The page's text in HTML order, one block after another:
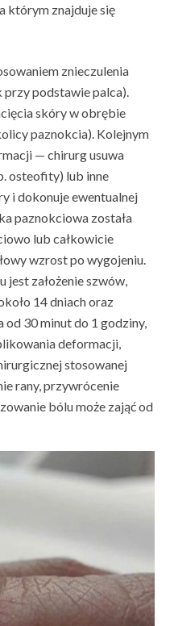
którym znajduje się
znieczulenia
podstawie palca).
skóry w obrębie
paznokcia). Kolejnym
— chirurg usuwa
osteofity) lub inne
i dokonuje ewentualnej
paznokciowa została
lub całkowicie
wzrost po wygojeniu.
założenie szwów,
14 dniach oraz
30 minut do 1 godziny,
deformacji,
stosowanej
rany, przywrócenie
bólu może zająć od